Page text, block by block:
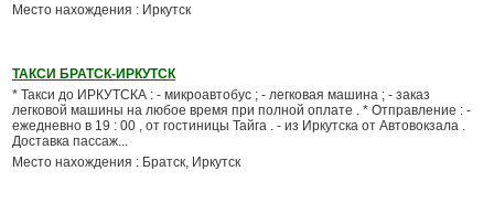
Место нахождения : Иркутск
ТАКСИ БРАТСК-ИРКУТСК
* Такси до ИРКУТСКА : - микроавтобус ; - легковая машина ; - заказ
легковой машины на любое время при полной оплате . * Отправление : -
ежедневно в 19 : 00 , от гостиницы Тайга . - из Иркутска от Автовокзала .
Доставка пассаж...
Место нахождения : Братск, Иркутск